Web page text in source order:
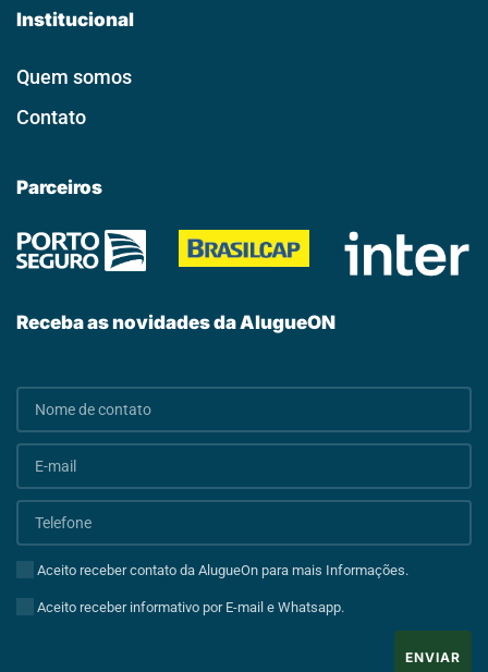
Institucional
Quem somos
Contato
Parceiros
Receba as novidades da AlugueON
Aceito receber contato da AlugueOn para mais Informações.
Aceito receber informativo por E-mail e Whatsapp.
ENVIAR